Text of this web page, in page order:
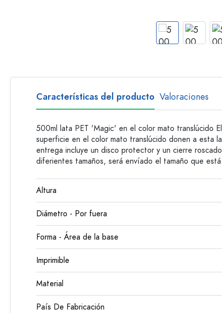
Botellas poligonales
Características del producto Valoraciones
500ml lata PET 'Magic' en el color mato translúcido
superficie en el color mato translúcido donen a esta
entrega incluye un disco protector y un cierre
diferientes tamaños, será envíado el tamaño que
Altura
Diámetro - Por fuera
Forma - Área de la base
Imprimible
Material
País De Fabricación